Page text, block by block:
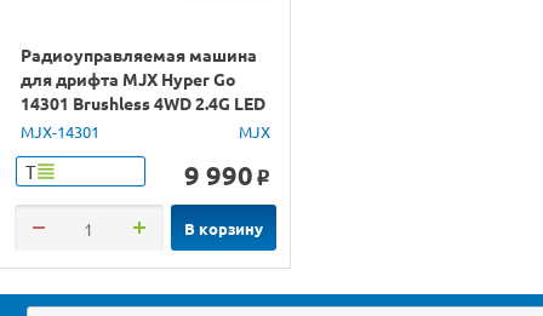
Радиоуправляемая машина
для дрифта MJX Hyper Go
14301 Brushless 4WD 2.4G LED
1/14 RTR
MJX-14301 MJX
Т 9 990 o
В корзину